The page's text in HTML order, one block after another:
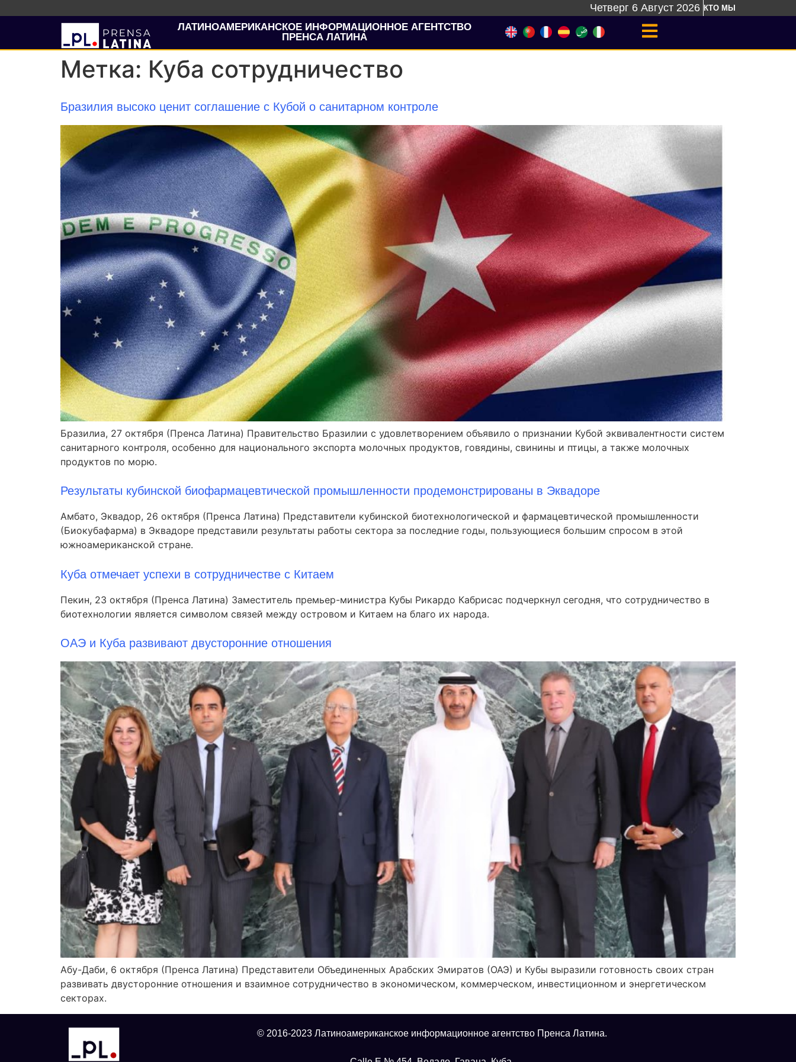
Четверг 6 Август 2026 КТО МЫ
ЛАТИНОАМЕРИКАНСКОЕ ИНФОРМАЦИОННОЕ АГЕНТСТВО
ПРЕНСА ЛАТИНА
Метка: Куба сотрудничество
Бразилия высоко ценит соглашение с Кубой о санитарном контроле
Бразилиа, 27 октября (Пренса Латина) Правительство Бразилии с удовлетворением объявило о признании Кубой эквивалентности систем
санитарного контроля, особенно для национального экспорта молочных продуктов, говядины, свинины и птицы, а также молочных
продуктов по морю.
Результаты кубинской биофармацевтической промышленности продемонстрированы в Эквадоре
Амбато, Эквадор, 26 октября (Пренса Латина) Представители кубинской биотехнологической и фармацевтической промышленности
(Биокубафарма) в Эквадоре представили результаты работы сектора за последние годы, пользующиеся большим спросом в этой
южноамериканской стране.
Куба отмечает успехи в сотрудничестве с Китаем
Пекин, 23 октября (Пренса Латина) Заместитель премьер-министра Кубы Рикардо Кабрисас подчеркнул сегодня, что сотрудничество в
биотехнологии является символом связей между островом и Китаем на благо их народа.
ОАЭ и Куба развивают двусторонние отношения
Абу-Даби, 6 октября (Пренса Латина) Представители Объединенных Арабских Эмиратов (ОАЭ) и Кубы выразили готовность своих стран
развивать двусторонние отношения и взаимное сотрудничество в экономическом, коммерческом, инвестиционном и энергетическом
секторах.
© 2016-2023 Латиноамериканское информационное агентство Пренса Латина.